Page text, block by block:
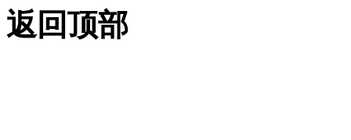
返回顶部